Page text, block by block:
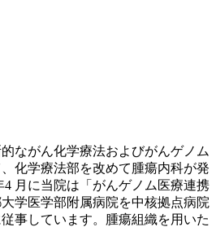
ながん化学療法およびがんゲノム
化学療法部を改めて腫瘍内科が発
4 月に当院は「がんゲノム医療連携
学医学部附属病院を中核拠点病院
事しています。腫瘍組織を用いた